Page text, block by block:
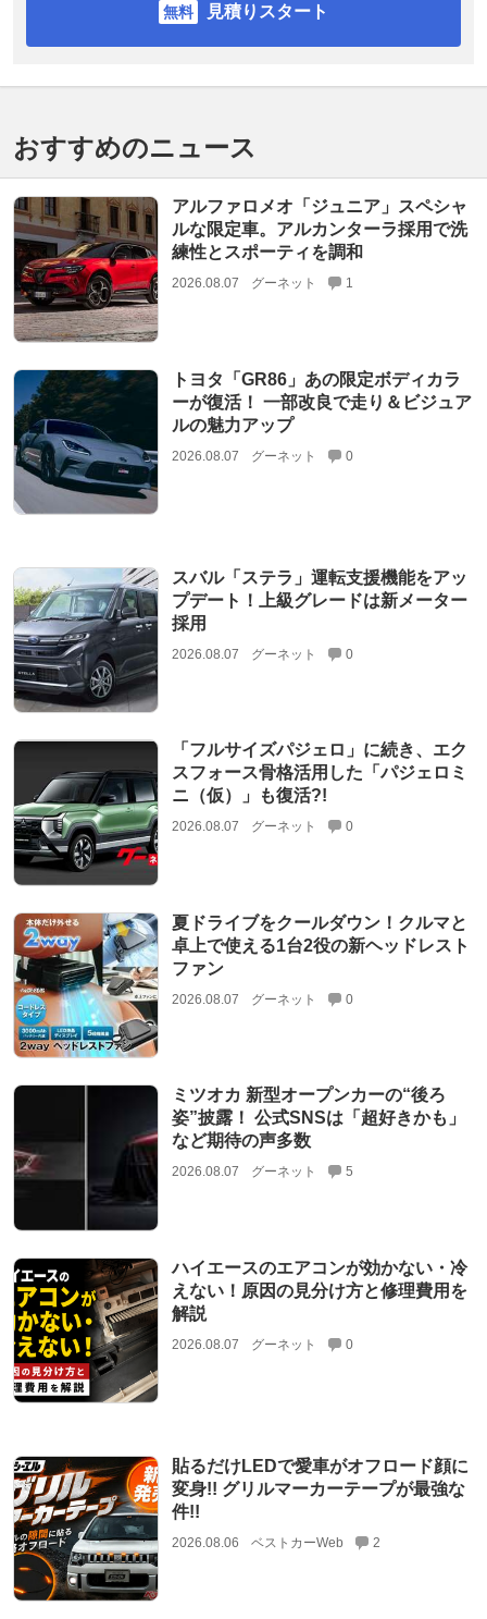
見積りスタート
おすすめのニュース
アルファロメオ「ジュニア」スペシャ
ルな限定車。アルカンターラ採用で洗
練性とスポーティを調和
2026.08.07 グーネット 1
トヨタ「GR86」あの限定ボディカラ
ーが復活！ 一部改良で走り＆ビジュア
ルの魅力アップ
2026.08.07 グーネット 0
スバル「ステラ」運転支援機能をアッ
プデート！上級グレードは新メーター
採用
2026.08.07 グーネット 0
「フルサイズパジェロ」に続き、エク
スフォース骨格活用した「パジェロミ
ニ（仮）」も復活?!
2026.08.07 グーネット 0
夏ドライブをクールダウン！クルマと
卓上で使える1台2役の新ヘッドレスト
ファン
2026.08.07 グーネット 0
ミツオカ 新型オープンカーの“後ろ
姿”披露！ 公式SNSは「超好きかも」
など期待の声多数
2026.08.07 グーネット 5
ハイエースのエアコンが効かない・冷
えない！原因の見分け方と修理費用を
解説
2026.08.07 グーネット 0
貼るだけLEDで愛車がオフロード顔に
変身!! グリルマーカーテープが最強な
件!!
2026.08.06 ベストカーWeb 2